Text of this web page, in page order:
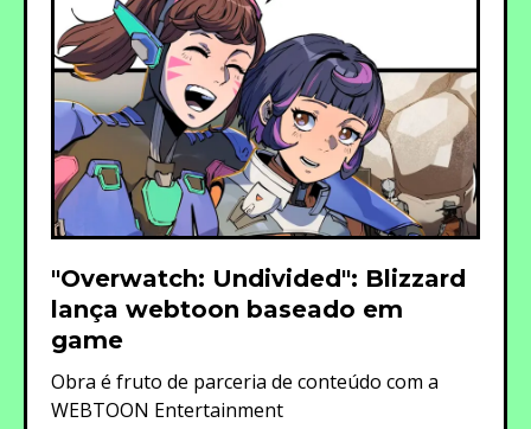
"Overwatch: Undivided": Blizzard
lança webtoon baseado em
game
Obra é fruto de parceria de conteúdo com a
WEBTOON Entertainment